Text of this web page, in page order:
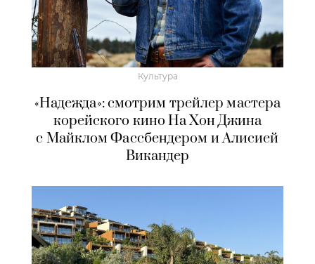
Культура
«Надежда»: смотрим трейлер мастера
корейского кино На Хон Джина
с Майклом Фассбендером и Алисией
Викандер